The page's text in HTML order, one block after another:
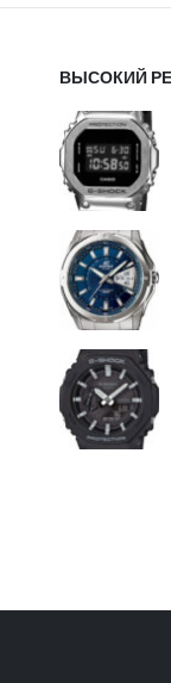
ВЫСОКИЙ